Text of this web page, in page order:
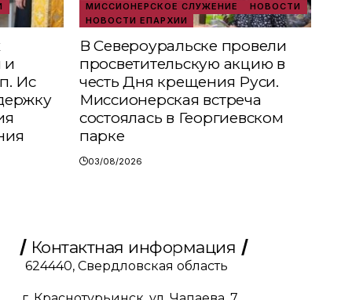
и
Ис
МИССИОНЕРСКОЕ СЛУЖЕНИЕ
НОВОСТИ
НОВОСТИ ЕПАРХИИ
В Североуральске провели
просветительскую акцию в
честь Дня крещения Руси.
Миссионерская встреча
состоялась в Георгиевском
парке
03/08/2026
Контактная информация
624440, Свердловская область